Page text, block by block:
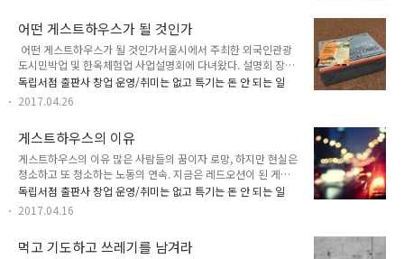
아한다면 한 번쯤은 꼭 생각해봐야 할 문제... 영상 출처 인스타
그램 EBS뉴스 @ebsnews
https://instagram.com/p/BTzYGzoF68p
어떤 게스트하우스가 될 것인가
​ 어떤 게스트하우스가 될 것인가서울시에서 주최한 외국인관광
도시민박업 및 한옥체험업 사업설명회에 다녀왔다. 설명회 장소
에는 생각했던 것보다 훨씬 더 많은 사람들이 참석했다. 게스트
하우스를 하려는 사람들이 이렇게 많았다니... 설명회에서는 서
울시와 해당 구청 담당자가 나와 외국인전용 게스트하우스 창업
박, 한옥 게스트하우스를 운영하는 대표들이 나와 자신들의 경험
담을 이야기했다. 강연 내용을 한 단어로 요약하면 차별화. 현재
서울 시내 게스트하우스는 공급 과잉으로 포화 상태이며 다른 곳
과 차별화된 게스트하우스만이 살아남을 수 있다고 이야기했다.
그리고 어떤 부분을 차별화할지 결정하기 전, 자신이 무엇을 좋
아하고 어떤 스타일인지 고민해보라고 조언..
독립서점 출판사 창업 운영/취미는 없고 특기는 돈 안 되는 일
2017.04.26
게스트하우스의 이유
게스트하우스의 이유 많은 사람들의 꿈이자 로망, 하지만 현실은
청소하고 또 청소하는 노동의 연속. 지금은 레드오션이 된 게스
트하우스. 나는 왜 게스트하우스를 하고 싶은걸까. 사실 돈을 많
이 번 뒤, 게스트하우스를 하지 않아도 먹고 살만할 때가 되었을
때 게스트하우스를 하려 했다. 가난한 여행자들을 위해 이윤을
나이를 먹어가면서 슬프게도 내가 그렇게 될 가능성이 없다는 걸
독립서점 출판사 창업 운영/취미는 없고 특기는 돈 안 되는 일
2017.04.16
먹고 기도하고 쓰레기를 남겨라